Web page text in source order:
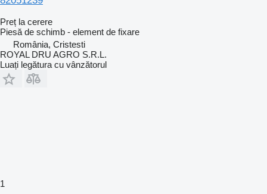
Preț la cerere
Piesă de schimb - element de fixare
România, Cristesti
ROYAL DRU AGRO S.R.L.
Luați legătura cu vânzătorul
1